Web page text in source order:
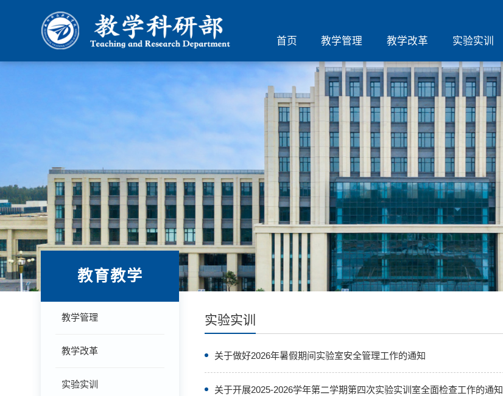
首页 教学管理 教学改革 实验实训
教育教学
教学管理
教学改革
实验实训
实验实训
关于做好2026年暑假期间实验室安全管理工作的通知
关于开展2025-2026学年第二学期第四次实验实训室全面检查工作的通知